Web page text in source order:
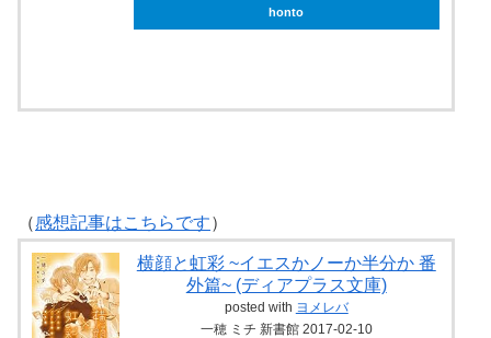
honto
（感想記事はこちらです）
横顔と虹彩 ~イエスかノーか半分か 番
外篇~ (ディアプラス文庫)
posted with ヨメレバ
一穂 ミチ 新書館 2017-02-10